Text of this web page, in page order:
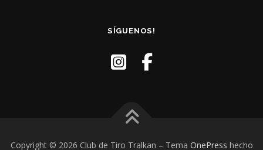
SÍGUENOS!
Copyright © 2026 Club de Tiro Tralkan – Tema OnePress hecho